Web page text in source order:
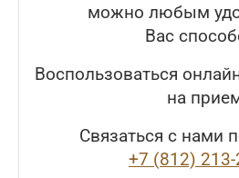
можно любым
Вас
Воспользоваться
на
Связаться с нами
+7 (812) 213-